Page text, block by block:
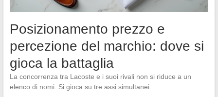
Posizionamento prezzo e
percezione del marchio: dove si
gioca la battaglia
La concorrenza tra Lacoste e i suoi rivali non si riduce a un
elenco di nomi. Si gioca su tre assi simultanei: